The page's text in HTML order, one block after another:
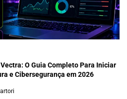
O Guia Completo Para Iniciar
e Cibersegurança em 2026